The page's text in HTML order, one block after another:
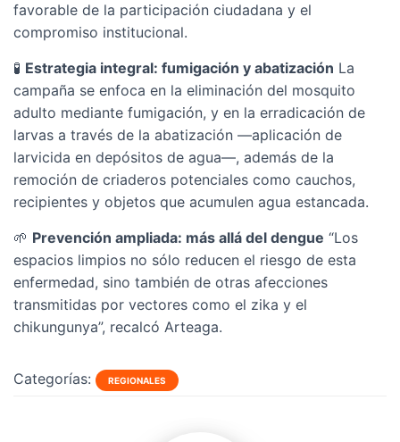
favorable de la participación ciudadana y el
compromiso institucional.
🧪 Estrategia integral: fumigación y abatización La
campaña se enfoca en la eliminación del mosquito
adulto mediante fumigación, y en la erradicación de
larvas a través de la abatización —aplicación de
larvicida en depósitos de agua—, además de la
remoción de criaderos potenciales como cauchos,
recipientes y objetos que acumulen agua estancada.
🌱 Prevención ampliada: más allá del dengue “Los
espacios limpios no sólo reducen el riesgo de esta
enfermedad, sino también de otras afecciones
transmitidas por vectores como el zika y el
chikungunya”, recalcó Arteaga.
Categorías: REGIONALES